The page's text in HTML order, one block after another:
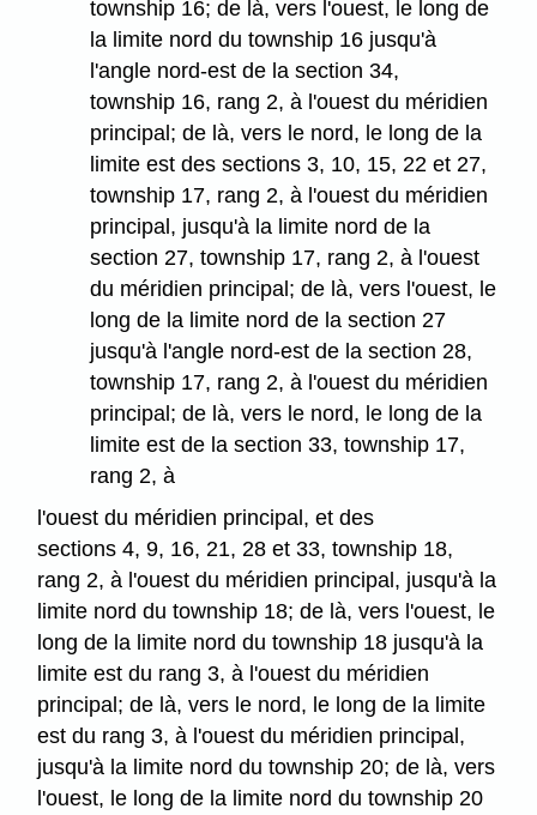
township 16; de là, vers l'ouest, le long de
la limite nord du township 16 jusqu'à
l'angle nord-est de la section 34,
township 16, rang 2, à l'ouest du méridien
principal; de là, vers le nord, le long de la
limite est des sections 3, 10, 15, 22 et 27,
township 17, rang 2, à l'ouest du méridien
principal, jusqu'à la limite nord de la
section 27, township 17, rang 2, à l'ouest
du méridien principal; de là, vers l'ouest, le
long de la limite nord de la section 27
jusqu'à l'angle nord-est de la section 28,
township 17, rang 2, à l'ouest du méridien
principal; de là, vers le nord, le long de la
limite est de la section 33, township 17,
rang 2, à
l'ouest du méridien principal, et des
sections 4, 9, 16, 21, 28 et 33, township 18,
rang 2, à l'ouest du méridien principal, jusqu'à la
limite nord du township 18; de là, vers l'ouest, le
long de la limite nord du township 18 jusqu'à la
limite est du rang 3, à l'ouest du méridien
principal; de là, vers le nord, le long de la limite
est du rang 3, à l'ouest du méridien principal,
jusqu'à la limite nord du township 20; de là, vers
l'ouest, le long de la limite nord du township 20